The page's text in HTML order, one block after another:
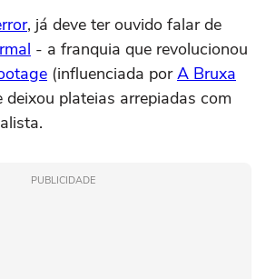
, já deve ter ouvido falar de
- a franquia que revolucionou
(influenciada porA Bruxa
deixou plateias arrepiadas com
PUBLICIDADE